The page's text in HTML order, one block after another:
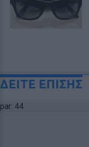
ΔΕΙΤΕ ΕΠΙΣΗΣ
par: 44